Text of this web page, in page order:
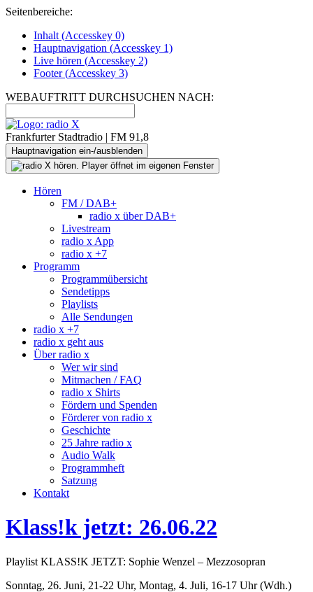
Seitenbereiche:
Inhalt (Accesskey 0)
Hauptnavigation (Accesskey 1)
Live hören (Accesskey 2)
Footer(Accesskey 3)
WEBAUFTRITT DURCHSUCHEN NACH:
Frankfurter Stadtradio | FM 91,8
Hauptnavigation ein-/ausblenden
Hören
FM / DAB+
radio x über DAB+
Livestream
radio x App
radio x +7
Programm
Programmübersicht
Sendetipps
Playlists
Alle Sendungen
radio x +7
radio x geht aus
Über radio x
Wer wir sind
Mitmachen / FAQ
radio x Shirts
Fördern und Spenden
Förderer von radio x
Geschichte
25 Jahre radio x
Audio Walk
Programmheft
Satzung
Kontakt
Klass!k jetzt: 26.06.22
Playlist KLASS!K JETZT: Sophie Wenzel – Mezzosopran
Sonntag, 26. Juni, 21-22 Uhr, Montag, 4. Juli, 16-17 Uhr (Wdh.)